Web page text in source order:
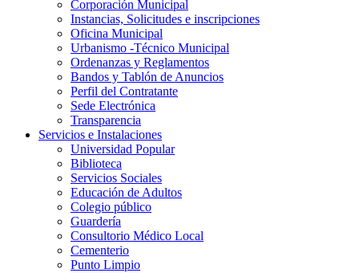
Corporación Municipal
Instancias, Solicitudes e inscripciones
Oficina Municipal
Urbanismo -Técnico Municipal
Ordenanzas y Reglamentos
Bandos y Tablón de Anuncios
Perfil del Contratante
Sede Electrónica
Transparencia
Servicios e Instalaciones
Universidad Popular
Biblioteca
Servicios Sociales
Educación de Adultos
Colegio público
Guardería
Consultorio Médico Local
Cementerio
Punto Limpio